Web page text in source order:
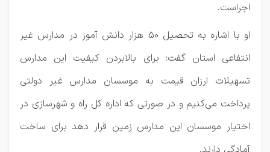
اجراست.
او با اشاره به تحصیل ۵۰ هزار دانش آموز در مدارس غیر
انتفاعی استان گفت: برای بالابردن کیفیت این مدارس
تسهیلات ارزان قیمت به موسسان مدارس غیر دولتی
پرداخت می‌کنیم و در صورتی که اداره کل راه و شهرسازی در
اختیار موسسان این مدارس زمین قرار دهد برای ساخت